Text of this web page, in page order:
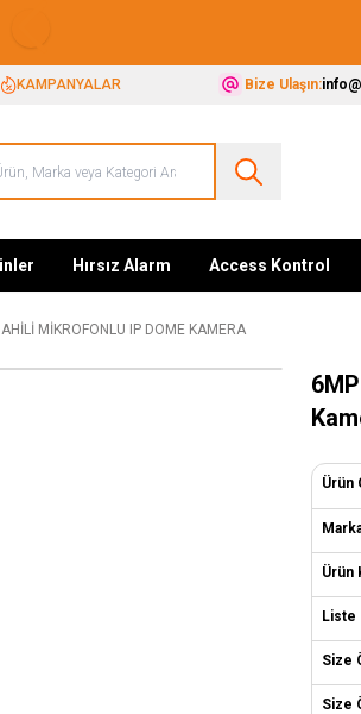
KAMPANYALAR Bize Ulaşın:
Hırsız Alarm Access Kontrol
MIKROFONLU IP DOME KAMERA
Ürün
Ürün
Liste
Size
Size